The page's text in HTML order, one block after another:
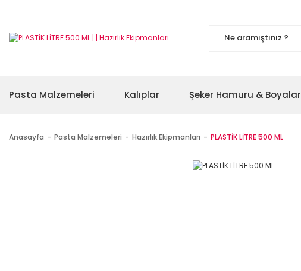
Pasta Malzemeleri Kalıplar Şeker Hamuru & Boyalar
Anasayfa Pasta Malzemeleri Hazırlık Ekipmanları PLASTİK LİTRE 500 ML